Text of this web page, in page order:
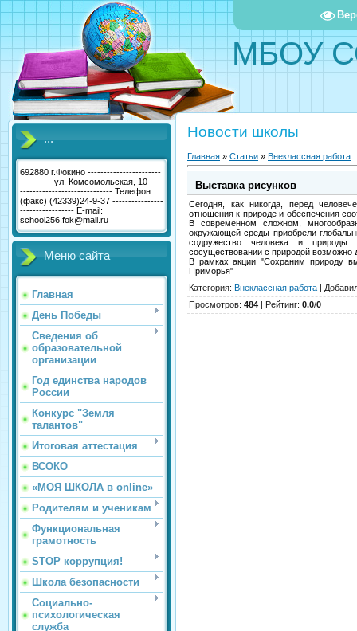
МБОУ
...
692880 г.Фокино -----------------------
---------- ул. Комсомольская, 10 ----
----------------------------- Телефон
(факс) (42339)24-9-37 ----------------
----------------- E-mail:
school256.fok@mail.ru
Меню сайта
Главная
День Победы
Сведения об
образовательной
организации
Год единства народов
России
Конкурс "Земля
талантов"
Итоговая аттестация
ВСОКО
«МОЯ ШКОЛА в online»
Родителям и ученикам
Функциональная
грамотность
STOP коррупция!
Школа безопасности
Социально-
психологическая
служба
Новости школы
Главная » Статьи » Внеклассная работа
Выставка рисунков
Сегодня, как никогда, перед
отношения к природе и обеспечения
В современном сложном,
окружающей среды приобрели
содружество человека и
сосуществовании с природой
В рамках акции "Сохраним природу
Приморья"
Категория: Внеклассная работа |
Просмотров: 484 | Рейтинг: 0.0/0